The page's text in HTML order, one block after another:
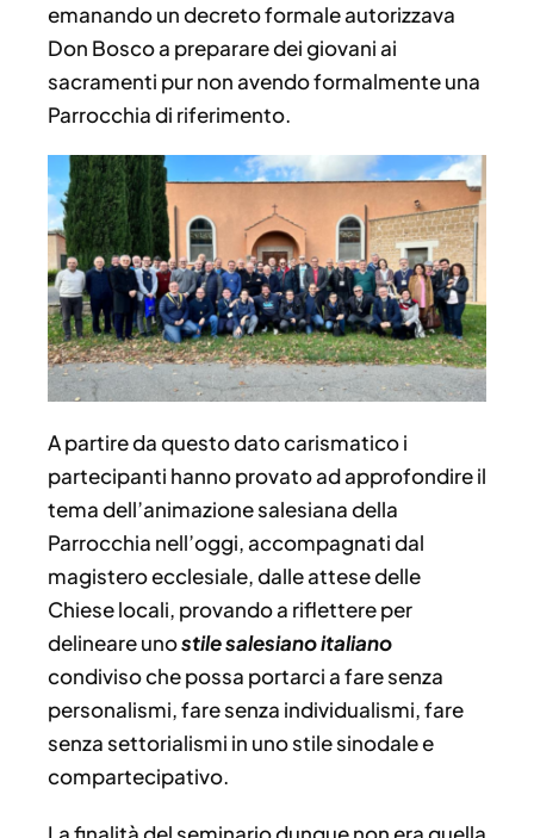
emanando un decreto formale autorizzava
Don Bosco a preparare dei giovani ai
sacramenti pur non avendo formalmente una
Parrocchia di riferimento.
A partire da questo dato carismatico i
partecipanti hanno provato ad approfondire il
tema dell’animazione salesiana della
Parrocchia nell’oggi, accompagnati dal
magistero ecclesiale, dalle attese delle
Chiese locali, provando a riflettere per
delineare unostile salesiano italiano
condiviso che possa portarci a fare senza
personalismi, fare senza individualismi, fare
senza settorialismi in uno stile sinodale e
compartecipativo.